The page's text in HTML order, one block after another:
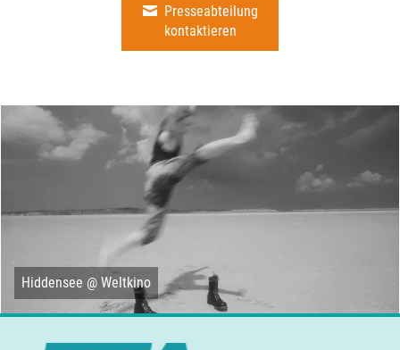
Presseabteilung
kontaktieren
Hiddensee @ Weltkino